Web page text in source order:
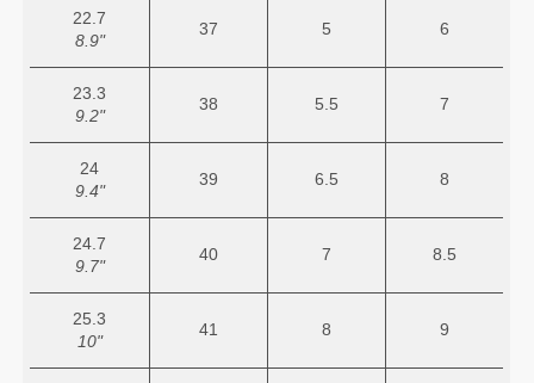
22.7
8.9"
37 5 6
23.3
9.2"
38 5.5 7
24
9.4"
39 6.5 8
24.7
9.7"
40 7 8.5
25.3
10"
41 8 9